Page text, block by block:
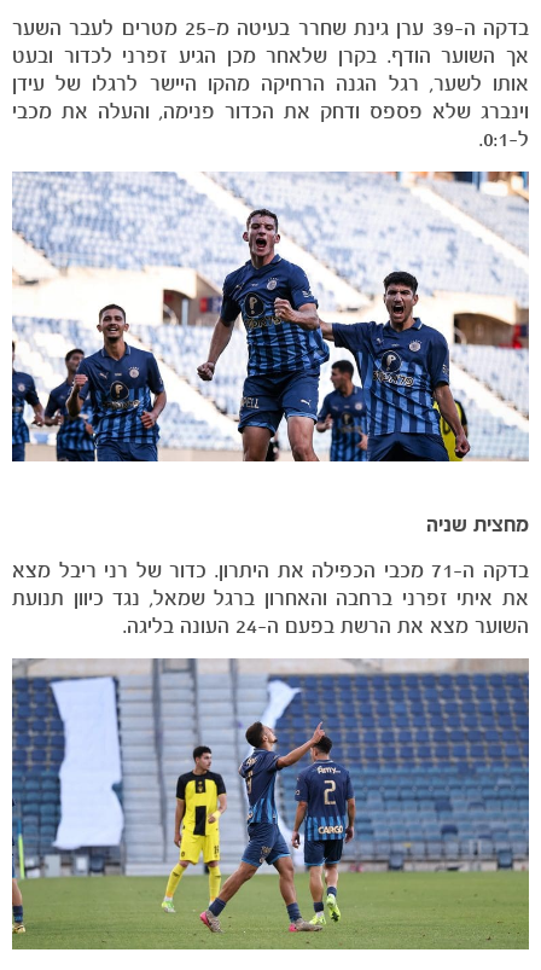
משחקים
ותוצאות
בדקה ה-39 ערן גינת שחרר בעיטה מ-25 מטרים לעבר השער
אך השוער הודף. בקרן שלאחר מכן הגיע זפרני לכדור ובעט
אותו לשער, רגל הגנה הרחיקה מהקו היישר לרגלו של עידן
וינברג שלא פספס ודחק את הכדור פנימה, והעלה את מכבי
ל-0:1.
מחצית שניה
בדקה ה-71 מכבי הכפילה את היתרון. כדור של רני ריבל מצא
את איתי זפרני ברחבה והאחרון ברגל שמאל, נגד כיוון תנועת
השוער מצא את הרשת בפעם ה-24 העונה בליגה.